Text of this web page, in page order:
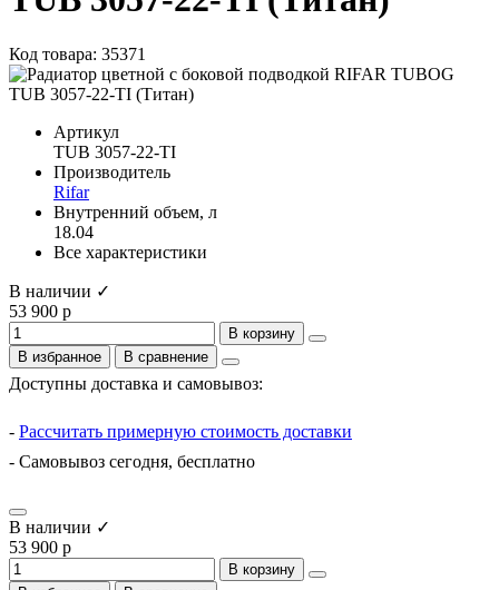
Код товара: 35371
Артикул
TUB 3057-22-TI
Производитель
Rifar
Внутренний объем, л
18.04
Все характеристики
В наличии ✓
53 900 р
В корзину
В избранное
В сравнение
Доступны доставка и самовывоз:
- Рассчитать примерную стоимость доставки
- Самовывоз сегодня, бесплатно
В наличии ✓
53 900 р
В корзину